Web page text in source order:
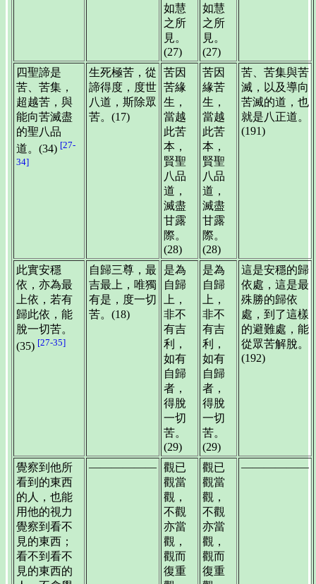
如慧
之所
見。
(27)
如慧
之所
見。
(27)
四聖諦是
苦、苦集，
超越苦，與
能向苦滅盡
的聖八品
道。(34) [27-
34]
生死極苦，從
諦得度，度世
八道，斯除眾
苦。(17)
苦因
苦緣
生，
當越
此苦
本，
賢聖
八品
道，
滅盡
甘露
際。
(28)
苦因
緣苦
生，
當越
此苦
本，
賢聖
八品
道，
滅盡
甘露
際。
(28)
苦、苦集與苦
滅，以及導向
苦滅的道，也
就是八正道。
(191)
此實安穩
依，亦為最
上依，若有
歸此依，能
脫一切苦。
(35) [27-35]
自歸三尊，最
吉最上，唯獨
有是，度一切
苦。(18)
是為
自歸
上，
非不
有吉
利，
如有
自歸
者，
得脫
一切
苦。
(29)
是為
自歸
上，
非不
有吉
利，
如有
自歸
者，
得脫
一切
苦。
(29)
這是安穩的歸
依處，這是最
殊勝的歸依
處，到了這樣
的避難處，能
從眾苦解脫。
(192)
覺察到他所
看到的東西
的人，也能
用他的視力
覺察到看不
見的東西；
看不到看不
見的東西的
—————— 觀已
觀當
觀，
不觀
亦當
觀，
觀而
復重
觀已
觀當
觀，
不觀
亦當
觀，
觀而
復重
——————